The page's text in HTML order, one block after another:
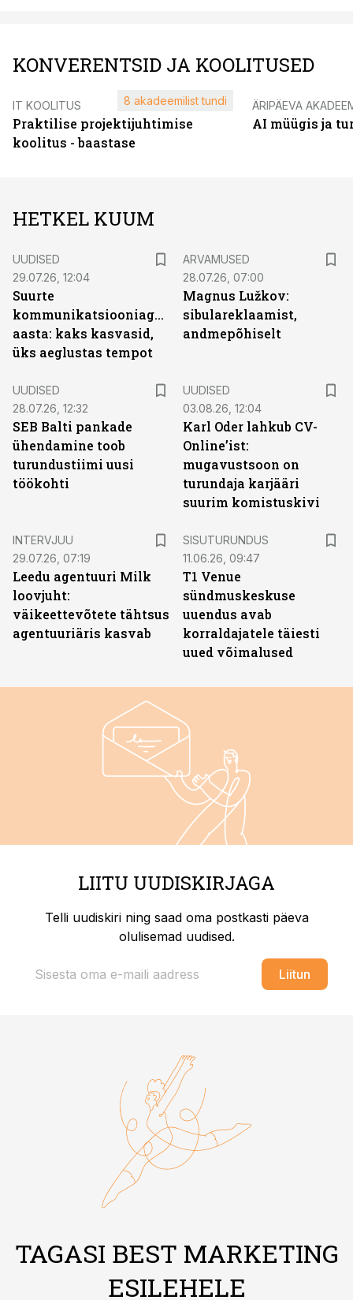
KONVERENTSID JA KOOLITUSED
IT KOOLITUS
Praktilise projektijuhtimise
koolitus - baastase
8 akadeemilist tundi ÄRIPÄEVA
AI müügis ja
HETKEL KUUM
UUDISED
29.07.26, 12:04
Suurte
kommunikatsiooniagentuuride
aasta: kaks kasvasid,
üks aeglustas tempot
ARVAMUSED
28.07.26, 07:00
Magnus Lužkov:
sibulareklaamist,
andmepõhiselt
UUDISED
28.07.26, 12:32
SEB Balti pankade
ühendamine toob
turundustiimi uusi
töökohti
UUDISED
03.08.26, 12:04
Karl Oder lahkub CV-
Online’ist:
mugavustsoon on
turundaja karjääri
suurim komistuskivi
INTERVJUU
29.07.26, 07:19
Leedu agentuuri Milk
loovjuht:
väikeettevõtete tähtsus
agentuuriäris kasvab
SISUTURUNDUS
11.06.26, 09:47
T1 Venue
sündmuskeskuse
uuendus avab
korraldajatele täiesti
uued võimalused
LIITU UUDISKIRJAGA
Telli uudiskiri ning saad oma postkasti päeva
olulisemad uudised.
Liitun
TAGASI BEST MARKETING
ESILEHELE